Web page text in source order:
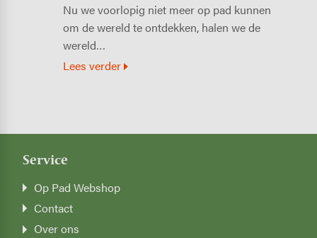
Nu we voorlopig niet meer op pad kunnen
om de wereld te ontdekken, halen we de
wereld…
Lees verder
Service
Op Pad Webshop
Contact
Over ons